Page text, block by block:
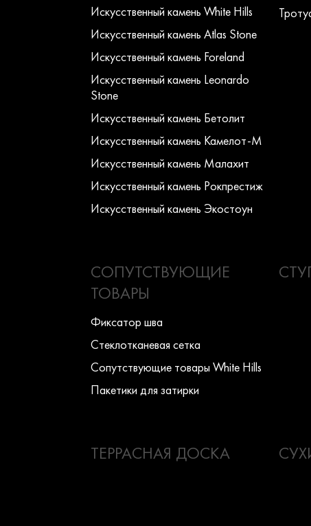
Искусcтвенный камень White Hills
Искусcтвенный камень Atlas Stone
Искусcтвенный камень Foreland
Искусcтвенный камень Leonardo
Stone
Искусcтвенный камень Бетолит
Искусcтвенный камень Камелот-М
Искусcтвенный камень Малахит
Искусcтвенный камень Рокпрестиж
Искусcтвенный камень Экостоун
СОПУТСТВУЮЩИЕ
ТОВАРЫ
Фиксатор шва
Стеклотканевая сетка
Сопутствующие товары White Hills
Пакетики для затирки
ТЕРРАСНАЯ ДОСКА